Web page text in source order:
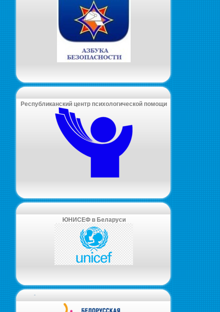
Республиканский центр психологической помощи
ЮНИСЕФ в Беларуси
-